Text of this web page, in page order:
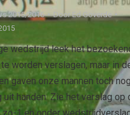
2015/2016 DoorEd Goverde
wedstrijd leek het
worden verslagen, maar in
gaven onze mannen toch
uit handen. Zie het verslag op
1 en onder